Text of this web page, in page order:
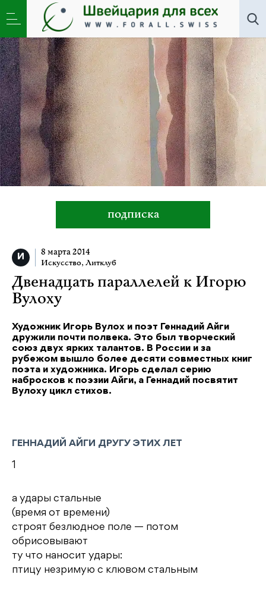
Искусство Литклуб»Двенадцать параллелей к
Игорю Вулоху
подписка
8 марта 2014
Искусство, Литклуб
Двенадцать параллелей к Игорю
Вулоху
Художник Игорь Вулох и поэт Геннадий Айги
дружили почти полвека. Это был творческий
союз двух ярких талантов. В России и за
рубежом вышло более десяти совместных книг
поэта и художника. Игорь сделал серию
набросков к поэзии Айги, а Геннадий посвятит
Вулоху цикл стихов.
ГЕННАДИЙ АЙГИ ДРУГУ ЭТИХ ЛЕТ
1
а удары стальные
(время от времени)
строят безлюдное поле — потом
обрисовывают
ту что наносит удары:
птицу незримую с клювом стальным